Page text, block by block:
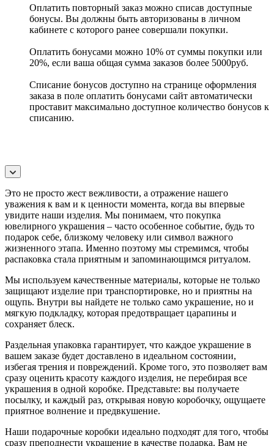
Оплатить повторный заказ можно списав доступные
бонусы. Вы должны быть авторизованы в личном
кабинете с которого ранее совершали покупки.
Оплатить бонусами можно 10% от суммы покупки или
20%, если ваша общая сумма заказов более 5000руб.
Списание бонусов доступно на странице оформления
заказа в поле оплатить бонусами сайт автоматически
проставит максимально доступное количество бонусов к
списанию.
Это не просто жест вежливости, а отражение нашего
уважения к вам и к ценности момента, когда вы впервые
увидите наши изделия. Мы понимаем, что покупка
ювелирного украшения – часто особенное событие, будь то
подарок себе, близкому человеку или символ важного
жизненного этапа. Именно поэтому мы стремимся, чтобы
распаковка стала приятным и запоминающимся ритуалом.
Мы используем качественные материалы, которые не только
защищают изделие при транспортировке, но и приятны на
ощупь. Внутри вы найдете не только само украшение, но и
мягкую подкладку, которая предотвращает царапины и
сохраняет блеск.
Раздельная упаковка гарантирует, что каждое украшение в
вашем заказе будет доставлено в идеальном состоянии,
избегая трения и повреждений. Кроме того, это позволяет вам
сразу оценить красоту каждого изделия, не перебирая все
украшения в одной коробке. Представьте: вы получаете
посылку, и каждый раз, открывая новую коробочку, ощущаете
приятное волнение и предвкушение.
Наши подарочные коробки идеально подходят для того, чтобы
сразу преподнести украшение в качестве подарка. Вам не